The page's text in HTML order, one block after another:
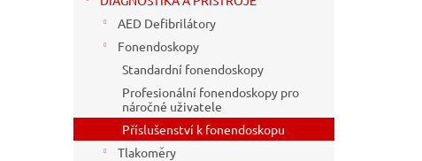
AED Defibrilátory
Fonendoskopy
Standardní fonendoskopy
Profesionální fonendoskopy pro
náročné uživatele
Příslušenství k fonendoskopu
Tlakoměry